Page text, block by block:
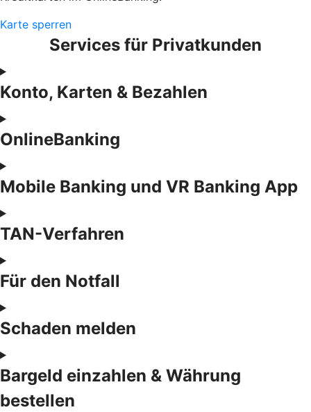
Karte sperren
Services für Privatkunden
Konto, Karten & Bezahlen
OnlineBanking
Mobile Banking und VR Banking App
TAN-Verfahren
Für den Notfall
Schaden melden
Bargeld einzahlen & Währung
bestellen